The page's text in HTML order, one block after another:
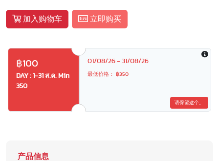
加入购物车 立即购买
฿100
DAY : 1-31 ส.ค. Min
350
01/08/26 - 31/08/26
最低价格： ฿350
请保留这个。
产品信息